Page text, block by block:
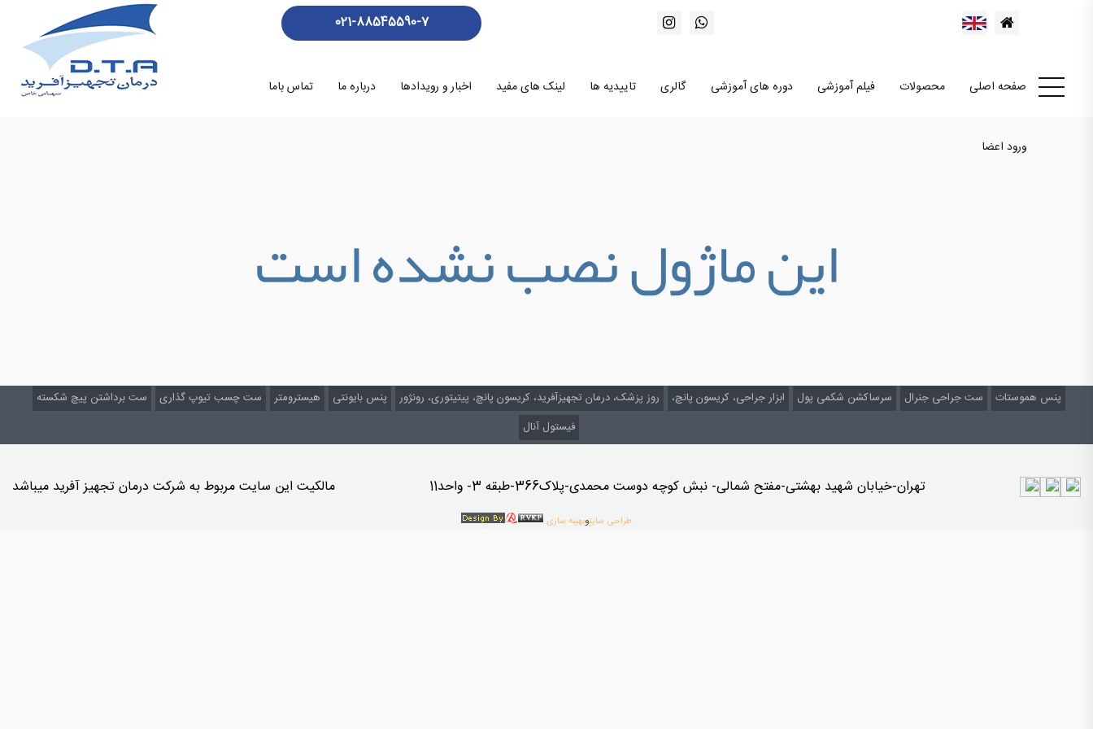
021-88545590-7
صفحه اصلی محصولات فیلم آموزشی دوره های آموزشی گالری تاییدیه ها لینک های مفید اخبار و رویدادها درباره ما تماس باما
ورود اعضا
اين ماژول نصب نشده است
پنس هموستات ست جراحی جنرال سرساکشن شکمی پول ابزار جراحی، کریسون پانچ، روز پزشک، درمان تجهیزآفرید، کریسون پانچ، پیتیتوری، رونژور پنس بایونتی هیسترومتر ست چسب تیوپ گذاری
ست برداشتن پیچ شکسته
فیستول آنال
تهران-خیابان شهید بهشتی-مفتح شمالی- نبش کوچه دوست محمدی-پلاک366-طبقه 3- واحد11 مالکیت این سایت مربوط به شرکت درمان تجهیز آفرید میباشد
طراحی سایتوبهینه سازی